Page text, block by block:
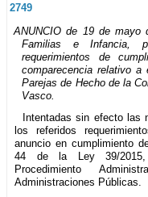
2749
ANUNCIO de 19 de mayo
Familias e Infancia,
requerimientos de
comparecencia relativo a
Parejas de Hecho de la
Vasco.
Intentadas sin efecto las
los referidos
anuncio en cumplimiento
44 de la Ley 39/
Procedimiento
Administraciones Públicas.